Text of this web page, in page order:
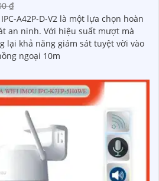
₫
A42P-D-V2 là một lựa chọn hoàn
suất mượt mà
lại khả năng giám sát tuyệt vời vào
ngoại 10m